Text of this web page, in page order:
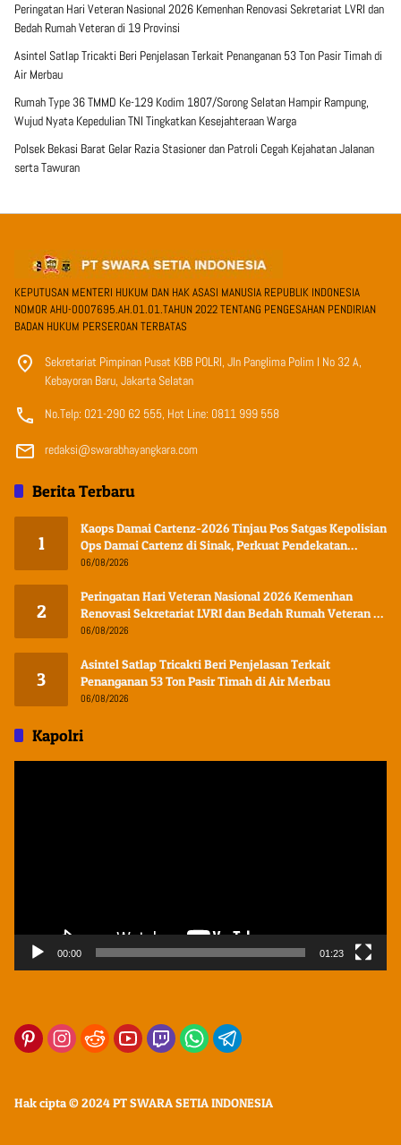
Peringatan Hari Veteran Nasional 2026 Kemenhan Renovasi Sekretariat LVRI dan
Bedah Rumah Veteran di 19 Provinsi
Asintel Satlap Tricakti Beri Penjelasan Terkait Penanganan 53 Ton Pasir Timah di
Air Merbau
Rumah Type 36 TMMD Ke-129 Kodim 1807/Sorong Selatan Hampir Rampung,
Wujud Nyata Kepedulian TNI Tingkatkan Kesejahteraan Warga
Polsek Bekasi Barat Gelar Razia Stasioner dan Patroli Cegah Kejahatan Jalanan
serta Tawuran
KEPUTUSAN MENTERI HUKUM DAN HAK ASASI MANUSIA REPUBLIK INDONESIA
NOMOR AHU-0007695.AH.01.01.TAHUN 2022 TENTANG PENGESAHAN PENDIRIAN
BADAN HUKUM PERSEROAN TERBATAS
Sekretariat Pimpinan Pusat KBB POLRI, Jln Panglima Polim I No 32 A,
Kebayoran Baru, Jakarta Selatan
No.Telp: 021-290 62 555, Hot Line: 0811 999 558
redaksi@swarabhayangkara.com
Berita Terbaru
1
Kaops Damai Cartenz-2026 Tinjau Pos Satgas Kepolisian
Ops Damai Cartenz di Sinak, Perkuat Pendekatan
Humanis Bersama Masyarakat
06/08/2026
2
Peringatan Hari Veteran Nasional 2026 Kemenhan
Renovasi Sekretariat LVRI dan Bedah Rumah Veteran di
19 Provinsi
06/08/2026
3
Asintel Satlap Tricakti Beri Penjelasan Terkait
Penanganan 53 Ton Pasir Timah di Air Merbau
06/08/2026
Kapolri
00:00 01:23
Hak cipta © 2024 PT SWARA SETIA INDONESIA